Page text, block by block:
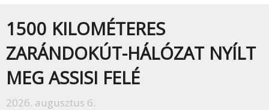
1500 KILOMÉTERES
ZARÁNDOKÚT-HÁLÓZAT NYÍLT
MEG ASSISI FELÉ
2026. augusztus 6.